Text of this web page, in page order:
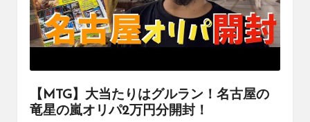
【MTG】大当たりはグルラン！名古屋の
竜星の嵐オリパ2万円分開封！